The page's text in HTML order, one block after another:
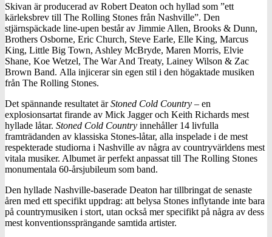
Skivan är producerad av Robert Deaton och hyllad som ”ett
kärleksbrev till The Rolling Stones från Nashville”. Den
stjärnspäckade line-upen består av Jimmie Allen, Brooks & Dunn,
Brothers Osborne, Eric Church, Steve Earle, Elle King, Marcus
King, Little Big Town, Ashley McBryde, Maren Morris, Elvie
Shane, Koe Wetzel, The War And Treaty, Lainey Wilson & Zac
Brown Band. Alla injicerar sin egen stil i den högaktade musiken
från The Rolling Stones.
Det spännande resultatet ärStoned Cold Country – en
explosionsartat firande av Mick Jagger och Keith Richards mest
hyllade låtar. Stoned Cold Country innehåller 14 livfulla
framträdanden av klassiska Stones-låtar, alla inspelade i de mest
respekterade studiorna i Nashville av några av countryvärldens mest
vitala musiker. Albumet är perfekt anpassat till The Rolling Stones
monumentala 60-årsjubileum som band.
Den hyllade Nashville-baserade Deaton har tillbringat de senaste
åren med ett specifikt uppdrag: att belysa Stones inflytande inte bara
på countrymusiken i stort, utan också mer specifikt på några av dess
mest konventionssprängande samtida artister.